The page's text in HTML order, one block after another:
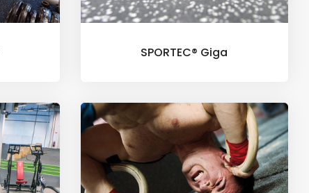
SPORTEC® Giga